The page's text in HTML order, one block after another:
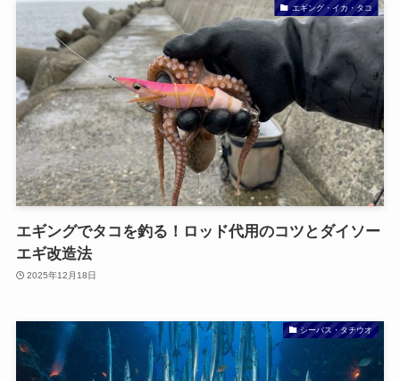
エギング・イカ・タコ
エギングでタコを釣る！ロッド代用のコツとダイソー
エギ改造法
2025年12月18日
シーバス・タチウオ